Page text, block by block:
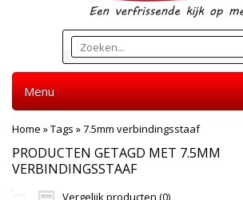
Menu
Home »Tags »7.5mm verbindingsstaaf
PRODUCTEN GETAGD MET 7.5MM
VERBINDINGSSTAAF
Vergelijk producten (0)